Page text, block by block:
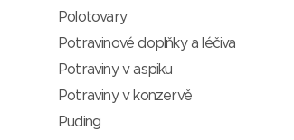
Polotovary
Potravinové doplňky a léčiva
Potraviny v aspiku
Potraviny v konzervě
Puding